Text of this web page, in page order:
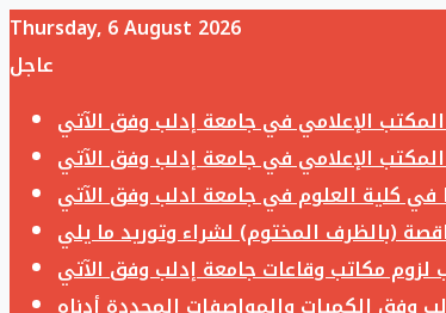
Thursday, 6 August 2026
عاجل